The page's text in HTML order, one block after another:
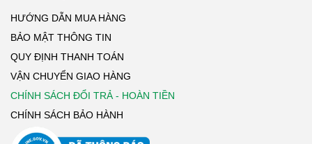
HƯỚNG DẪN MUA HÀNG
BẢO MẬT THÔNG TIN
QUY ĐỊNH THANH TOÁN
VẬN CHUYỂN GIAO HÀNG
CHÍNH SÁCH ĐỔI TRẢ - HOÀN TIỀN
CHÍNH SÁCH BẢO HÀNH